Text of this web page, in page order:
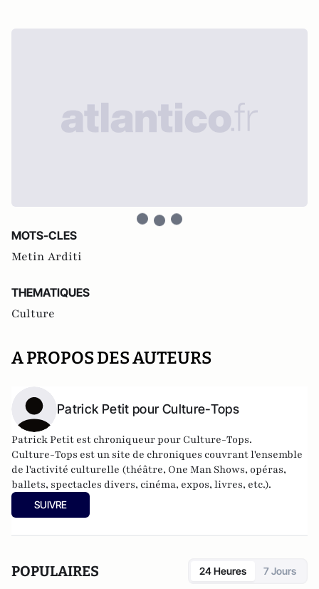
MOTS-CLES
Metin Arditi
THEMATIQUES
Culture
A PROPOS DES AUTEURS
Patrick Petit pour Culture-Tops
Patrick Petit est chroniqueur pour Culture-Tops.
Culture-Tops est un site de chroniques couvrant l'ensemble
de l'activité culturelle (théâtre, One Man Shows, opéras,
ballets, spectacles divers, cinéma, expos, livres, etc.).
SUIVRE
POPULAIRES 24 Heures 7 Jours